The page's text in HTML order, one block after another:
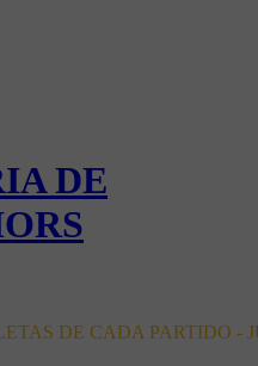
DE
DE CADA PARTIDO -